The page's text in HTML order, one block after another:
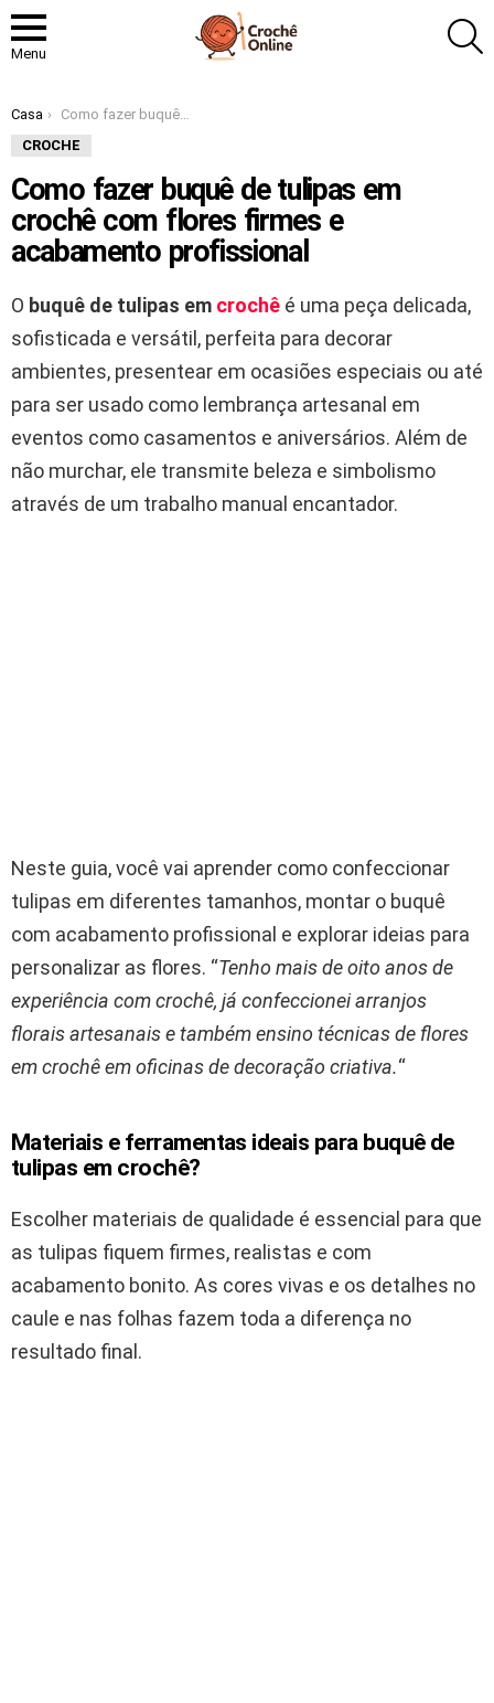
Menu
Você está aqui:
Casa
Como fazer buquê de tulipas em crochê com flores firmes e acabamento profissional
CROCHE
Como fazer buquê de tulipas em
crochê com flores firmes e
acabamento profissional
O buquê de tulipas em crochê é uma peça delicada,
sofisticada e versátil, perfeita para decorar
ambientes, presentear em ocasiões especiais ou até
para ser usado como lembrança artesanal em
eventos como casamentos e aniversários. Além de
não murchar, ele transmite beleza e simbolismo
através de um trabalho manual encantador.
Neste guia, você vai aprender como confeccionar
tulipas em diferentes tamanhos, montar o buquê
com acabamento profissional e explorar ideias para
personalizar as flores. “Tenho mais de oito anos de
experiência com crochê, já confeccionei arranjos
florais artesanais e também ensino técnicas de flores
em crochê em oficinas de decoração criativa.“
Materiais e ferramentas ideais para buquê de
tulipas em crochê?
Escolher materiais de qualidade é essencial para que
as tulipas fiquem firmes, realistas e com
acabamento bonito. As cores vivas e os detalhes no
caule e nas folhas fazem toda a diferença no
resultado final.